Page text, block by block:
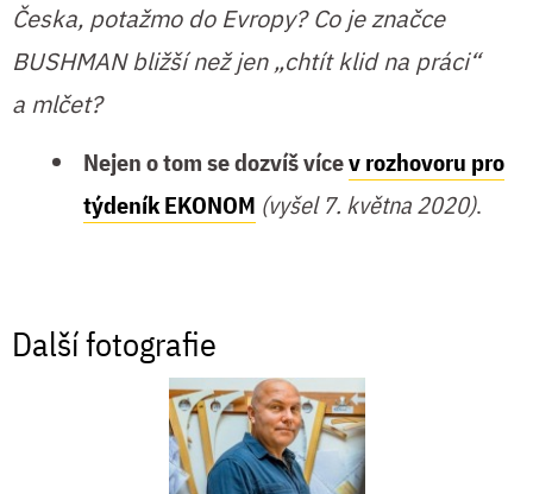
Česka, potažmo do Evropy? Co je značce
BUSHMAN bližší než jen „chtít klid na práci“
a mlčet?
Nejen o tom se dozvíš vícev rozhovoru pro
týdeník EKONOM (vyšel 7. května 2020).
Další fotografie